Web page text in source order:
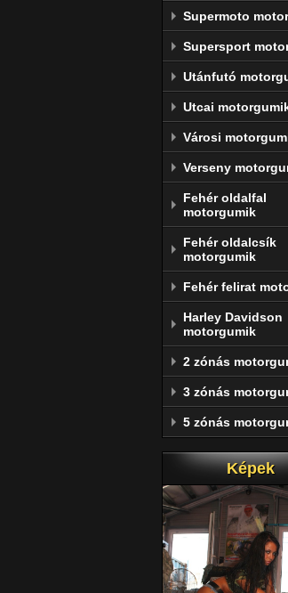
Supermoto
Supersport
Utánfutó
Utcai
Városi
Verseny
Fehér oldalfal
motorgumik
Fehér oldalcsík
motorgumik
Fehér felirat
Harley Davidson
motorgumik
2 zónás
3 zónás
5 zónás
Képek